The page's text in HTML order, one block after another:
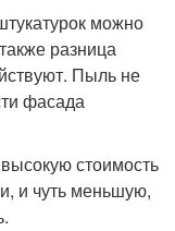
можно
разница
Пыль не
фасада
стоимость
и чуть меньшую,